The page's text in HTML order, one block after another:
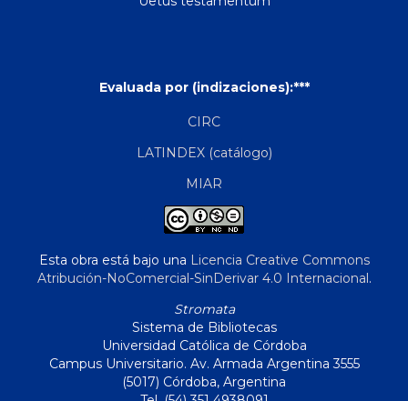
Evaluada por (indizaciones):***
CIRC
LATINDEX (catálogo)
MIAR
Esta obra está bajo una Licencia Creative Commons
Atribución-NoComercial-SinDerivar 4.0 Internacional.
Stromata
Sistema de Bibliotecas
Universidad Católica de Córdoba
Campus Universitario. Av. Armada Argentina 3555
(5017) Córdoba, Argentina